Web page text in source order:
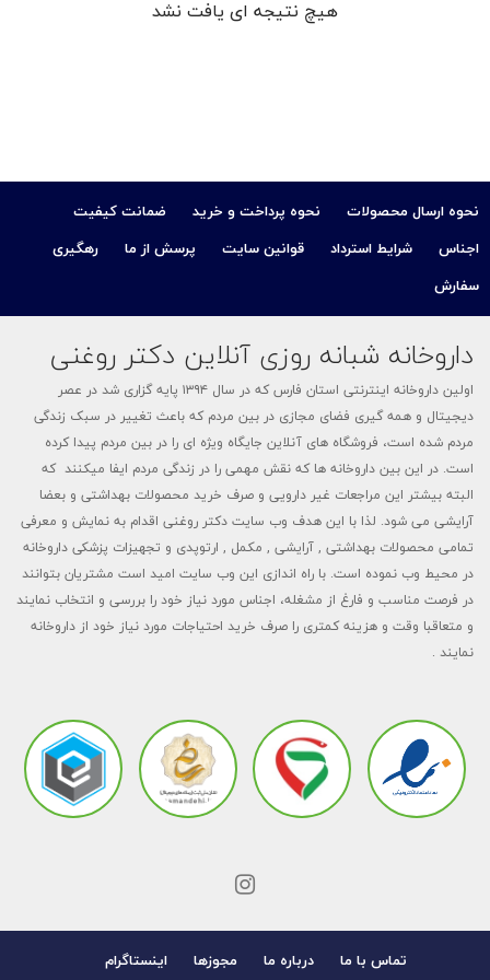
هیچ نتیجه ای یافت نشد
نحوه ارسال محصولات نحوه پرداخت و خرید
ضمانت کیفیت
اجناس
شرایط استرداد قوانین سایت پرسش از ما
رهگیری
سفارش
داروخانه شبانه روزی آنلاین دکتر روغنی
اولین داروخانه اینترنتی استان فارس که در سال ۱۳۹۴ پایه گزاری شد در عصر
دیجیتال و همه گیری فضای مجازی در بین مردم که باعث تغییر در سبک زندگی
مردم شده است، فروشگاه های آنلاین جایگاه ویژه ای را در بین مردم پیدا کرده
است. در این بین داروخانه ها که نقش مهمی را در زندگی مردم ایفا میکنند که
البته بیشتر این مراجعات غیر دارویی و صرف خرید محصولات بهداشتی و بعضا
آرایشی می شود. لذا با این هدف وب سایت دکتر روغنی اقدام به نمایش و معرفی
تمامی محصولات بهداشتی , آرایشی , مکمل , ارتوپدی و تجهیزات پزشکی داروخانه
در محیط وب نموده است. با راه اندازی این وب سایت امید است مشتریان بتوانند
در فرصت مناسب و فارغ از مشغله، اجناس مورد نیاز خود را بررسی و انتخاب نمایند
و متعاقبا وقت و هزینه کمتری را صرف خرید احتیاجات مورد نیاز خود از داروخانه
نمایند .
تماس با ما درباره ما مجوزها اینستاگرام